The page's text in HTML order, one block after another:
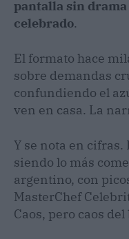
pantalla sin
celebrado.
El formato hace
sobre demandas
confundiendo el
ven en casa. La
Y se nota en
siendo lo más
argentino, con
MasterChef
Caos, pero caos del